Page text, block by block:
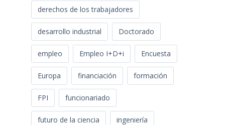
derechos de los trabajadores
desarrollo industrial Doctorado
empleo Empleo I+D+i Encuesta
Europa financiación formación
FPI funcionariado
futuro de la ciencia ingeniería